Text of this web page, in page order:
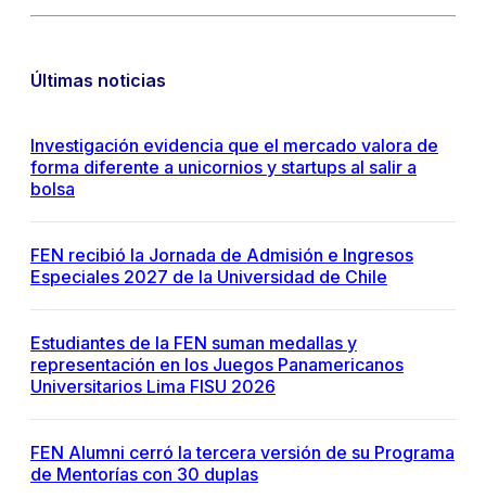
Últimas noticias
Investigación evidencia que el mercado valora de
forma diferente a unicornios y startups al salir a
bolsa
FEN recibió la Jornada de Admisión e Ingresos
Especiales 2027 de la Universidad de Chile
Estudiantes de la FEN suman medallas y
representación en los Juegos Panamericanos
Universitarios Lima FISU 2026
FEN Alumni cerró la tercera versión de su Programa
de Mentorías con 30 duplas